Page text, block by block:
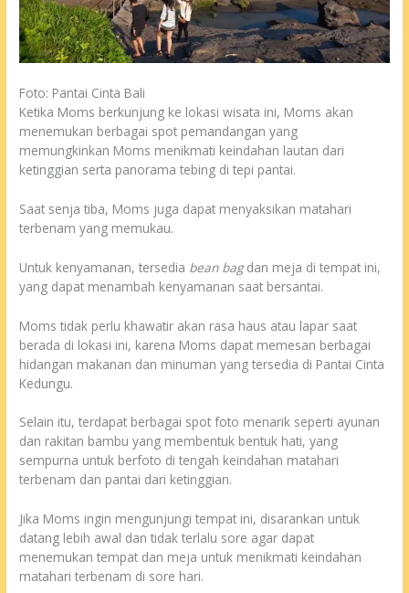
Foto: Pantai Cinta Bali
Ketika Moms berkunjung ke lokasi wisata ini, Moms akan
menemukan berbagai spot pemandangan yang
memungkinkan Moms menikmati keindahan lautan dari
ketinggian serta panorama tebing di tepi pantai.
Saat senja tiba, Moms juga dapat menyaksikan matahari
terbenam yang memukau.
Untuk kenyamanan, tersedia bean bagdan meja di tempat ini,
yang dapat menambah kenyamanan saat bersantai.
Moms tidak perlu khawatir akan rasa haus atau lapar saat
berada di lokasi ini, karena Moms dapat memesan berbagai
hidangan makanan dan minuman yang tersedia di Pantai Cinta
Kedungu.
Selain itu, terdapat berbagai spot foto menarik seperti ayunan
dan rakitan bambu yang membentuk bentuk hati, yang
sempurna untuk berfoto di tengah keindahan matahari
terbenam dan pantai dari ketinggian.
Jika Moms ingin mengunjungi tempat ini, disarankan untuk
datang lebih awal dan tidak terlalu sore agar dapat
menemukan tempat dan meja untuk menikmati keindahan
matahari terbenam di sore hari.